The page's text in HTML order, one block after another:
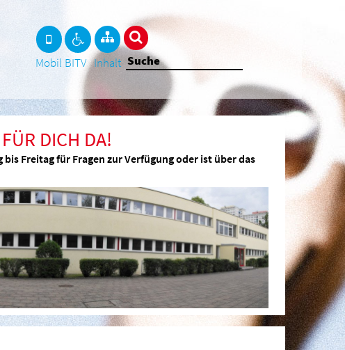
Mobil BITV Inhalt
DICH DA!
Freitag für Fragen zur Verfügung oder ist über das